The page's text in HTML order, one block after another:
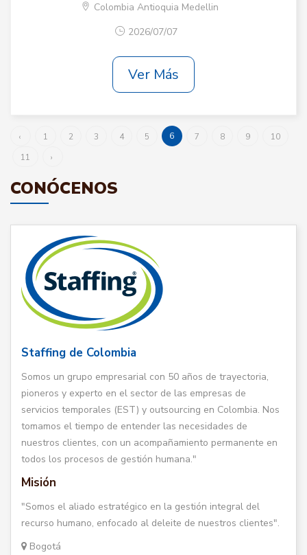
Colombia Antioquia Medellin
2026/07/07
Ver Más
‹ 1 2 3 4 5 6 7 8 9
10
11
›
CONÓCENOS
Staffing de Colombia
Somos un grupo empresarial con 50 años de trayectoria,
pioneros y experto en el sector de las empresas de
servicios temporales (EST) y outsourcing en Colombia. Nos
tomamos el tiempo de entender las necesidades de
nuestros clientes, con un acompañamiento permanente en
todos los procesos de gestión humana."
Misión
"Somos el aliado estratégico en la gestión integral del
recurso humano, enfocado al deleite de nuestros clientes".
Bogotá